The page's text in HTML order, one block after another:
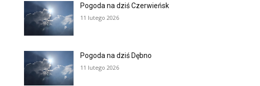
Pogoda na dziś Czerwieńsk
11 lutego 2026
Pogoda na dziś Dębno
11 lutego 2026